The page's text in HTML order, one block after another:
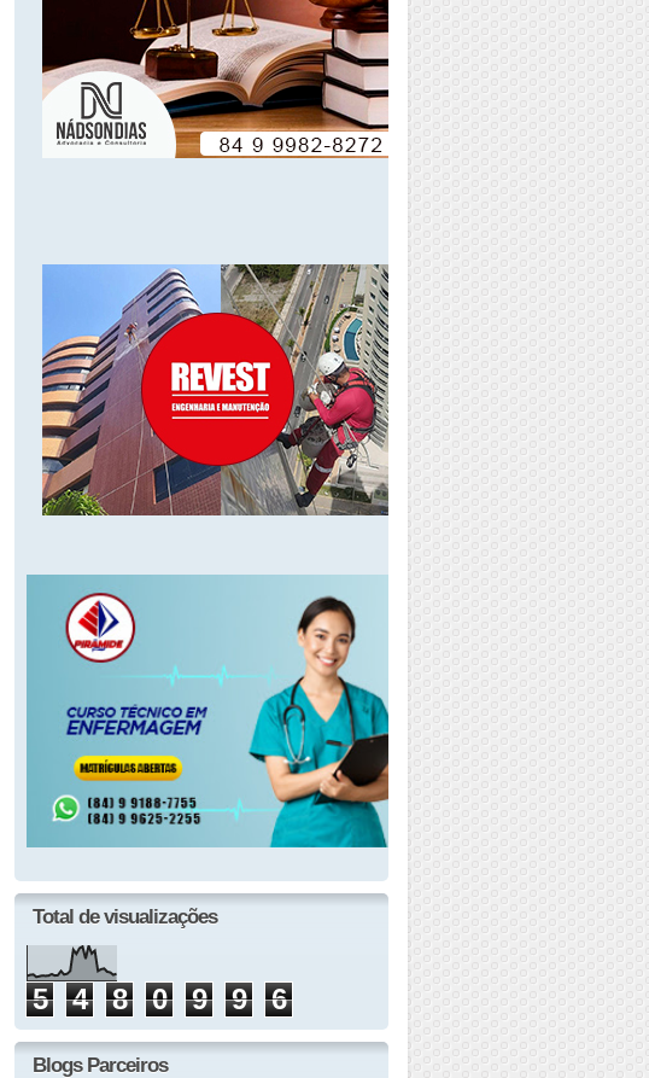
Total de visualizações
5 4 8 0 9 9 6
Blogs Parceiros